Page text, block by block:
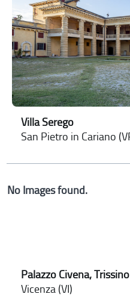
Villa Serego
San Pietro in Cariano
No Images found.
Palazzo Civena, Trissino
Vicenza (VI)